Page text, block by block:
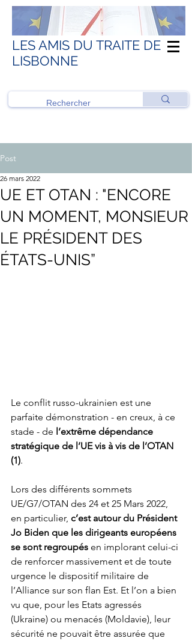
LES AMIS DU TRAITE DE
LISBONNE
Post
UE ET OTAN : "ENCORE
UN MOMENT, MONSIEUR
LE PRÉSIDENT DES
ÉTATS-UNIS”
26 mars 2022
Le conflit russo-ukrainien est une
parfaite démonstration - en creux, à ce
stade - de l’extrême dépendance
stratégique de l’UE vis à vis de l’OTAN
(1).
Lors des différents sommets
UE/G7/OTAN des 24 et 25 Mars 2022,
en particulier, c’est autour du Président
Jo Biden que les dirigeants européens
se sont regroupés en implorant celui-ci
de renforcer massivement et de toute
urgence le dispositif militaire de
l’Alliance sur son flan Est. Et l’on a bien
vu que, pour les Etats agressés
(Ukraine) ou menacés (Moldavie), leur
sécurité ne pouvait être assurée que